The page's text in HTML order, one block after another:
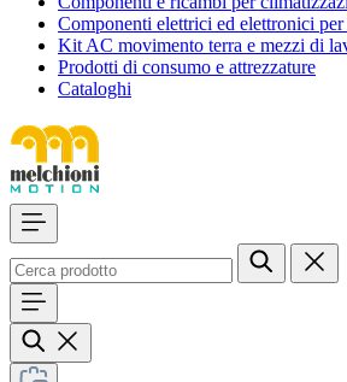
Componenti elettrici ed elettronici
Kit AC movimento terra e mezzi di
Prodotti di consumo e attrezzature
Cataloghi